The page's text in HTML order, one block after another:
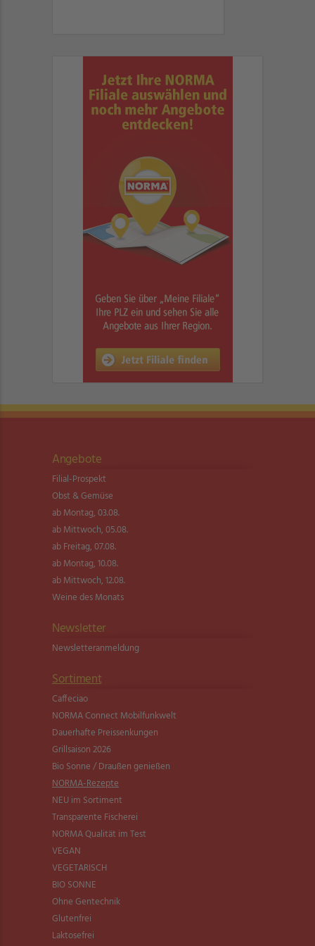
Angebote
Filial-Prospekt
Obst & Gemüse
ab Montag, 03.08.
ab Mittwoch, 05.08.
ab Freitag, 07.08.
ab Montag, 10.08.
ab Mittwoch, 12.08.
Weine des Monats
Newsletter
Newsletter­anmeldung
Sortiment
Caffeciao
NORMA Connect Mobilfunkwelt
Dauerhafte Preissenkungen
Grillsaison 2026
Bio Sonne / Draußen genießen
NORMA-Rezepte
NEU im Sortiment
Transparente Fischerei
NORMA Qualität im Test
VEGAN
VEGETARISCH
BIO SONNE
Ohne Gentechnik
Glutenfrei
Laktosefrei